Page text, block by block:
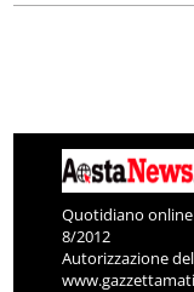
Quotidiano
8/2012
Autorizzazione